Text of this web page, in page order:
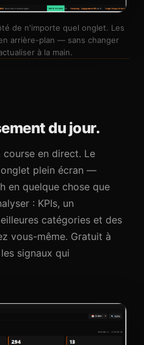
de n'importe quel onglet. Les
arrière-plan — sans changer
à la main.
du jour.
course en direct. Le
plein écran —
en quelque chose que
: KPIs, un
catégories et des
vous-même. Gratuit à
signaux qui